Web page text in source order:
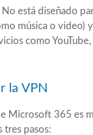
No está diseñado
música o video) y
como
la VPN
Microsoft 365 es
tres pasos: